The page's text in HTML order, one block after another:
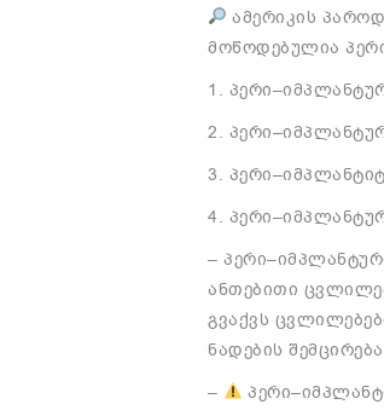
ამერიკის
მოწოდებულია
1. პერი–
2. პერი–
3. პერი–
4. პერი–
– პერი–
ანთებითი
გვაქვს
ნადების
–
პერი–